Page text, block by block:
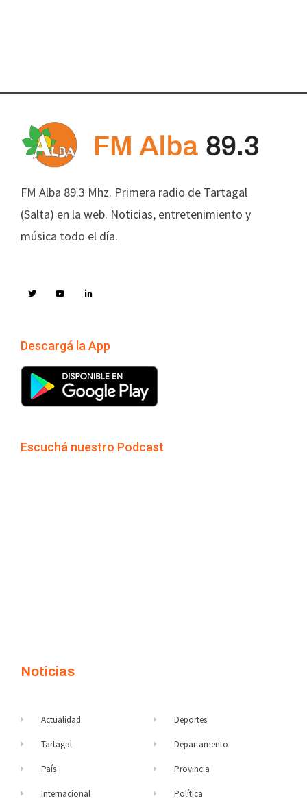
FM Alba 89.3 Mhz. Primera radio de Tartagal
(Salta) en la web. Noticias, entretenimiento y
música todo el día.
Descargá la App
Escuchá nuestro Podcast
Noticias
Actualidad
Tartagal
País
Internacional
Deportes
Departamento
Provincia
Política